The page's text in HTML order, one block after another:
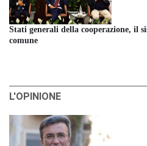
Stati generali della cooperazione, il
comune
L'OPINIONE